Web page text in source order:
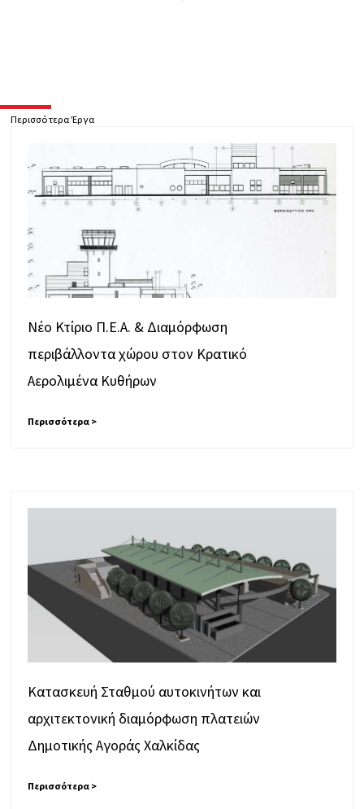
Περισσότερα Έργα
Νέο Κτίριο Π.Ε.Α. & Διαμόρφωση
περιβάλλοντα χώρου στον Κρατικό
Αερολιμένα Κυθήρων
Περισσότερα >
Κατασκευή Σταθμού αυτοκινήτων και
αρχιτεκτονική διαμόρφωση πλατειών
Δημοτικής Αγοράς Χαλκίδας
Περισσότερα >